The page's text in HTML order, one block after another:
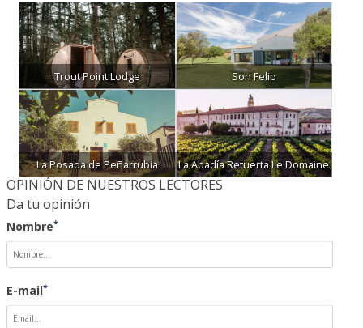
Trout Point Lodge Son Felip
La Posada de Peñarrubia La Abadía Retuerta Le Domaine
OPINIÓN DE NUESTROS LECTORES
Da tu opinión
Nombre*
E-mail*